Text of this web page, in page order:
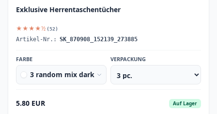
Exklusive Herrentaschentücher
★★★★½ (52)
Artikel-Nr.: SK_870908_152139_273885
FARBE
3 random mix dark
VERPACKUNG
5.80 EUR Auf Lager